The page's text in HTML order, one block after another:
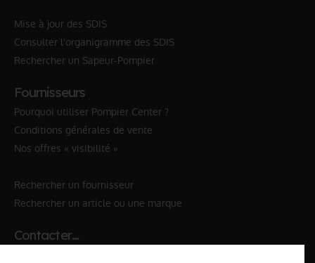
Mise à jour des SDIS
Consulter l'organigramme des SDIS
Rechercher un Sapeur-Pompier
Fournisseurs
Pourquoi utiliser Pompier Center ?
Conditions générales de vente
Nos offres « visibilité »
Rechercher un fournisseur
Rechercher un article ou une marque
Contacter…